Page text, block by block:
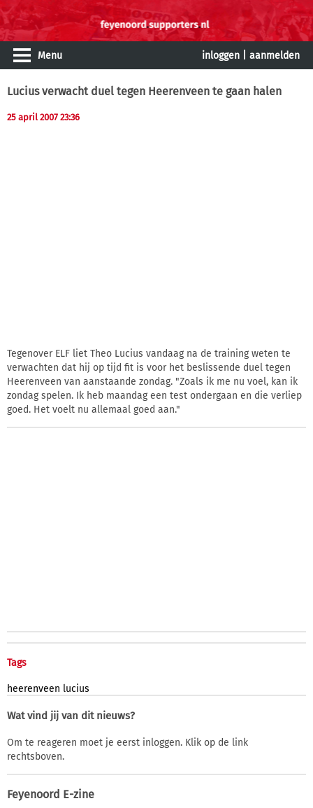
Menu inloggen aanmelden
Lucius verwacht duel tegen Heerenveen te gaan halen
25 april 2007 23:36
Tegenover ELF liet Theo Lucius vandaag na de training weten te
verwachten dat hij op tijd fit is voor het beslissende duel tegen
Heerenveen van aanstaande zondag. "Zoals ik me nu voel, kan ik
zondag spelen. Ik heb maandag een test ondergaan en die verliep
goed. Het voelt nu allemaal goed aan."
Tags
heerenveen lucius
Wat vind jij van dit nieuws?
Om te reageren moet je eerst inloggen. Klik op de link
rechtsboven.
Feyenoord E-zine